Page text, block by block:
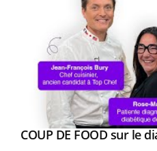
Youtube
COUP DE FOOD sur le